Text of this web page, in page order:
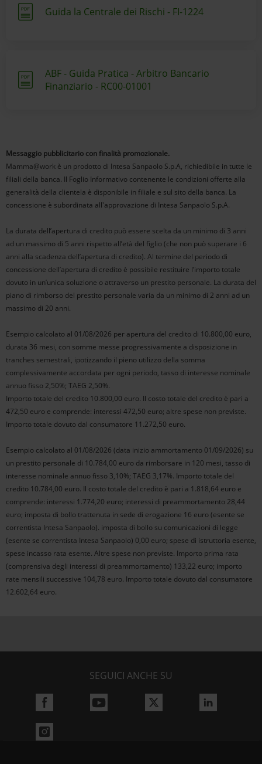
Guida la Centrale dei Rischi - FI-1224
ABF - Guida Pratica - Arbitro Bancario
Finanziario - RC00-01001
Messaggio pubblicitario con finalità promozionale.
Mamma@work è un prodotto di Intesa Sanpaolo S.p.A, richiedibile in tutte le
filiali della banca. Il Foglio Informativo contenente le condizioni offerte alla
generalità della clientela è disponibile in filiale e sul sito della banca. La
concessione è subordinata all'approvazione di Intesa Sanpaolo S.p.A.
La durata dell’apertura di credito può essere scelta da un minimo di 3 anni
ad un massimo di 5 anni rispetto all’età del figlio (che non può superare i 6
anni alla scadenza dell’apertura di credito). Al termine del periodo di
concessione dell’apertura di credito è possibile restituire l’importo totale
dovuto in un’unica soluzione o attraverso un prestito personale. La durata del
piano di rimborso del prestito personale varia da un minimo di 2 anni ad un
massimo di 20 anni.
Esempio calcolato al 01/08/2026 per apertura del credito di 10.800,00 euro,
durata 36 mesi, con somme messe progressivamente a disposizione in
tranches semestrali, ipotizzando il pieno utilizzo della somma
complessivamente accordata per ogni periodo, tasso di interesse nominale
annuo fisso 2,50%; TAEG 2,50%.
Importo totale del credito 10.800,00 euro. Il costo totale del credito è pari a
472,50 euro e comprende: interessi 472,50 euro; altre spese non previste.
Importo totale dovuto dal consumatore 11.272,50 euro.
Esempio calcolato al 01/08/2026 (data inizio ammortamento 01/09/2026) su
un prestito personale di 10.784,00 euro da rimborsare in 120 mesi, tasso di
interesse nominale annuo fisso 3,10%; TAEG 3,17%. Importo totale del
credito 10.784,00 euro. Il costo totale del credito è pari a 1.818,64 euro e
comprende: interessi 1.774,20 euro; interessi di preammortamento 28,44
euro; imposta di bollo trattenuta in sede di erogazione 16 euro (esente se
correntista Intesa Sanpaolo). imposta di bollo su comunicazioni di legge
(esente se correntista Intesa Sanpaolo) 0,00 euro; spese di istruttoria esente,
spese incasso rata esente. Altre spese non previste. Importo prima rata
(comprensiva degli interessi di preammortamento) 133,22 euro; importo
rate mensili successive 104,78 euro. Importo totale dovuto dal consumatore
12.602,64 euro.
SEGUICI ANCHE SU